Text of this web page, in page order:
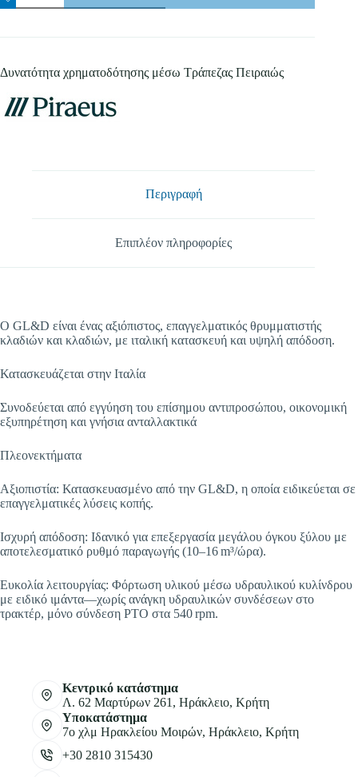
Αποστολή
ποσότητα
Δυνατότητα χρηματοδότησης μέσω Τράπεζας Πειραιώς
Περιγραφή
Επιπλέον πληροφορίες
Ο GL&D είναι ένας αξιόπιστος, επαγγελματικός θρυμματιστής
κλαδιών και κλαδιών, με ιταλική κατασκευή και υψηλή απόδοση.
Κατασκευάζεται στην Ιταλία
Συνοδεύεται από εγγύηση του επίσημου αντιπροσώπου, οικονομική
εξυπηρέτηση και γνήσια ανταλλακτικά
Πλεονεκτήματα
Αξιοπιστία: Κατασκευασμένο από την GL&D, η οποία ειδικεύεται σε
επαγγελματικές λύσεις κοπής.
Ισχυρή απόδοση: Ιδανικό για επεξεργασία μεγάλου όγκου ξύλου με
αποτελεσματικό ρυθμό παραγωγής (10–16 m³/ώρα).
Ευκολία λειτουργίας: Φόρτωση υλικού μέσω υδραυλικού κυλίνδρου
με ειδικό ιμάντα—χωρίς ανάγκη υδραυλικών συνδέσεων στο
τρακτέρ, μόνο σύνδεση PTO στα 540 rpm.
Κεντρικό κατάστημα
Λ. 62 Μαρτύρων 261, Ηράκλειο, Κρήτη
Υποκατάστημα
7ο χλμ Ηρακλείου Μοιρών, Ηράκλειο, Κρήτη
+30 2810 315430